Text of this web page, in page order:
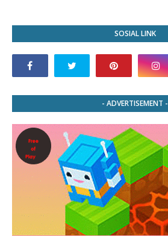
SOSIAL LINK
- ADVERTISEMENT -